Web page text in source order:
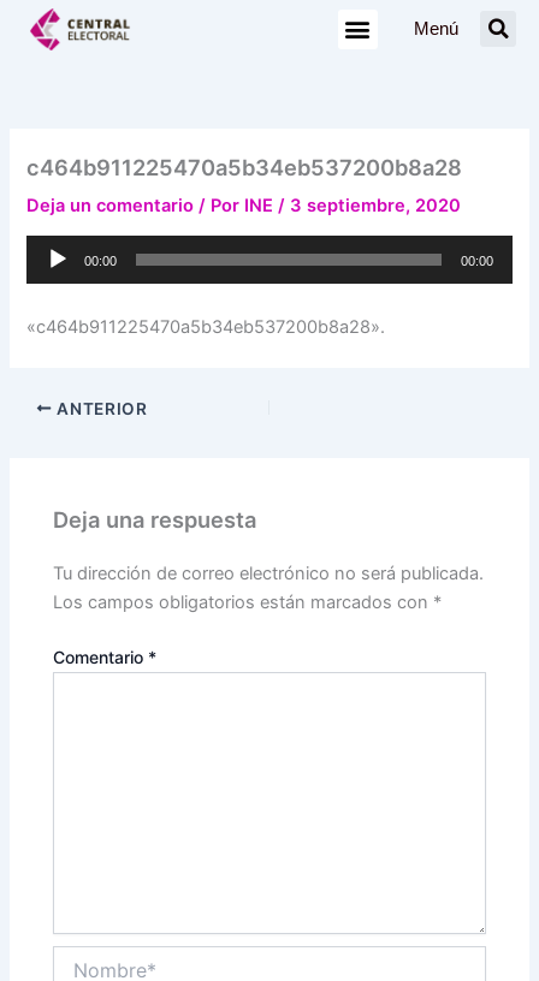
Menú
c464b911225470a5b34eb537200b8a28
Deja un comentario / Por INE/ 3 septiembre, 2020
Reproductor
00:00 00:00
«c464b911225470a5b34eb537200b8a28».
ANTERIOR
Deja una respuesta
Tu dirección de correo electrónico no será publicada.
Los campos obligatorios están marcados con *
Comentario *